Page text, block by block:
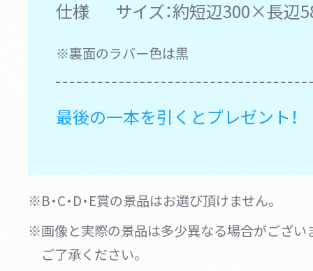
仕様 サイズ：約短辺300×長
※裏面のラバー色は黒
最後の一本を引くとプレゼント！
※B・C・D・E賞の景品はお選び頂けません。
※画像と実際の景品は多少異なる場合がござい
ご了承ください。